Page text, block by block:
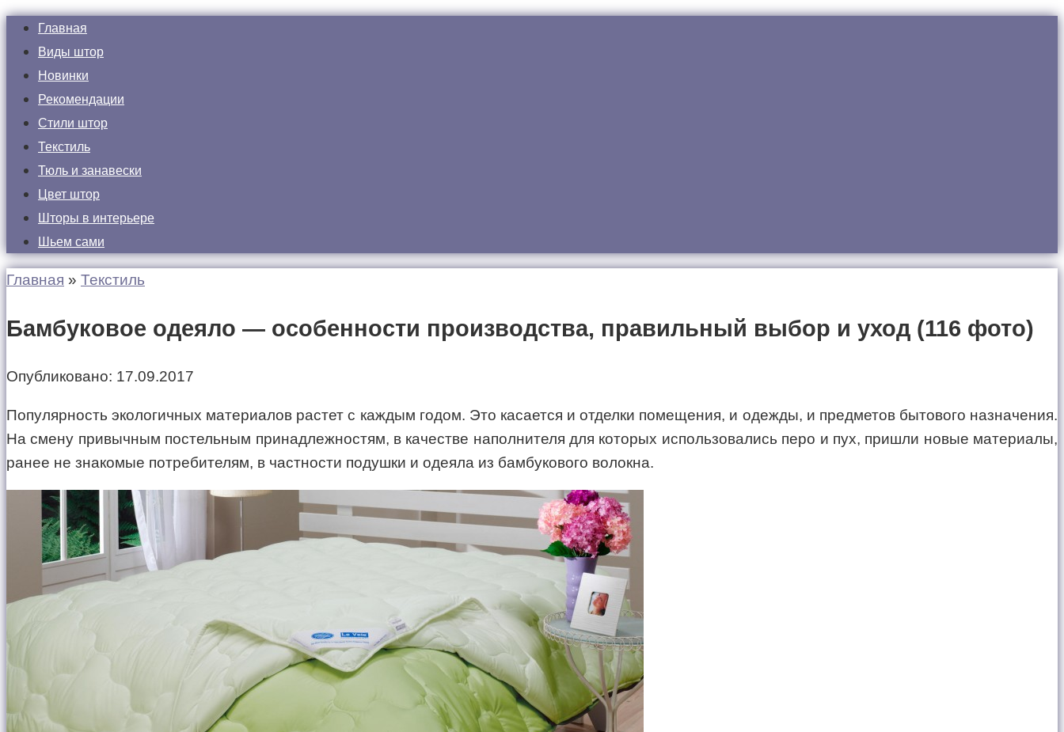
Главная
Виды штор
Новинки
Рекомендации
Стили штор
Текстиль
Тюль и занавески
Цвет штор
Шторы в интерьере
Шьем сами
Главная » Текстиль
Бамбуковое одеяло — особенности производства, правильный выбор и уход (116 фото)
Опубликовано: 17.09.2017
Популярность экологичных материалов растет с каждым годом. Это касается и отделки помещения, и одежды, и предметов бытового назначения.
На смену привычным постельным принадлежностям, в качестве наполнителя для которых использовались перо и пух, пришли новые материалы,
ранее не знакомые потребителям, в частности подушки и одеяла из бамбукового волокна.